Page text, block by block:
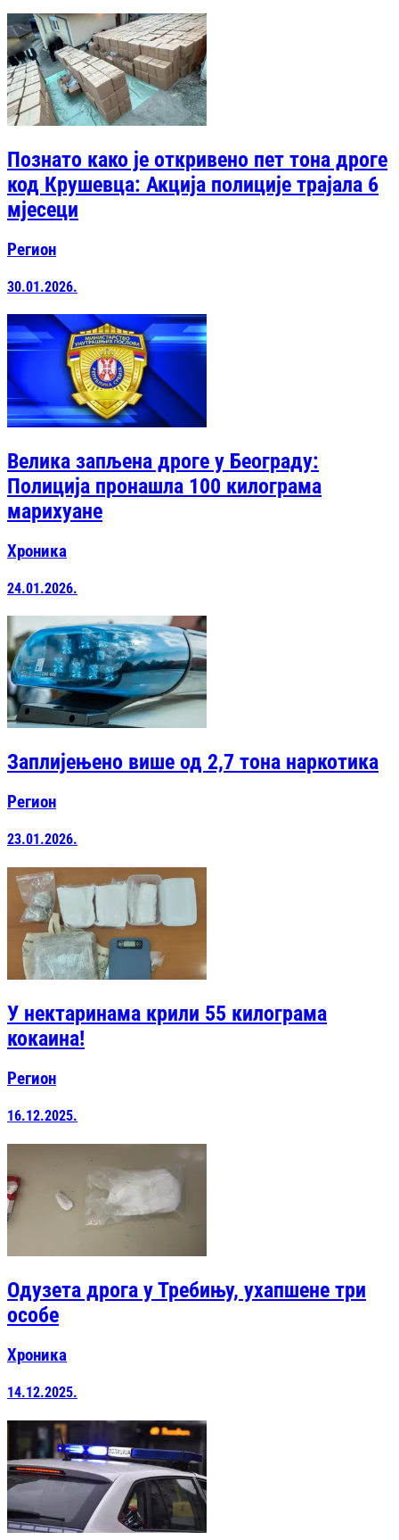
Познато како је откривено пет тона дроге
код Крушевца: Акција полиције трајала 6
мјесеци
Регион
30.01.2026.
Велика запљена дроге у Београду:
Полиција пронашла 100 килограма
марихуане
Хроника
24.01.2026.
Заплијењено више од 2,7 тона наркотика
Регион
23.01.2026.
У нектаринама крили 55 килограма
кокаина!
Регион
16.12.2025.
Одузета дрога у Требињу, ухапшене три
особе
Хроника
14.12.2025.